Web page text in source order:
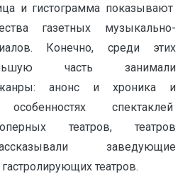
и гистограмма показывают
газетных музыкально-
Конечно, среди этих
часть занимали
анонс и хроника и
спектаклей
театров, театров
заведующие
театров.